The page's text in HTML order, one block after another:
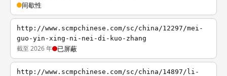
间歇性
http://www.scmpchinese.com/sc/china/12297/mei-
guo-yin-xing-ni-nei-di-kuo-zhang
截至 2026 年 已屏蔽
http://www.scmpchinese.com/sc/china/14897/li-